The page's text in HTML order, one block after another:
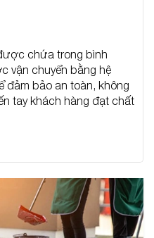
chứa trong bình
vận chuyển bằng hệ
đảm bảo an toàn, không
tay khách hàng đạt chất